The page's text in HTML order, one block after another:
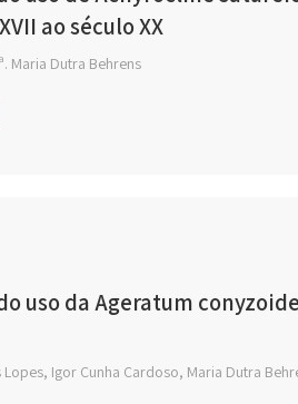
ao século XX
Maria Dutra Behrens
uso da Ageratum
Igor Cunha Cardoso, Maria Dutra